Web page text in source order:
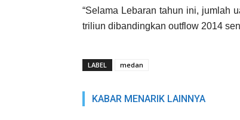
“Selama Lebaran tahun ini, jumlah
triliun dibandingkan outflow 2014
LABEL medan
KABAR MENARIK LAINNYA